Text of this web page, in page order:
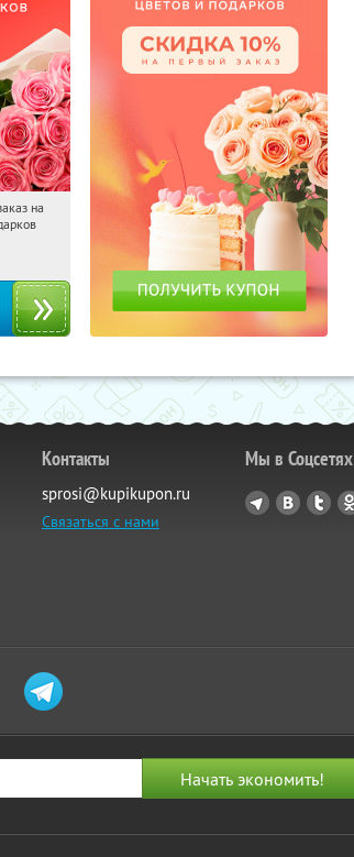
на
Контакты
sprosi@kupikupon.ru
Связаться с нами
Мы в Соцсетях